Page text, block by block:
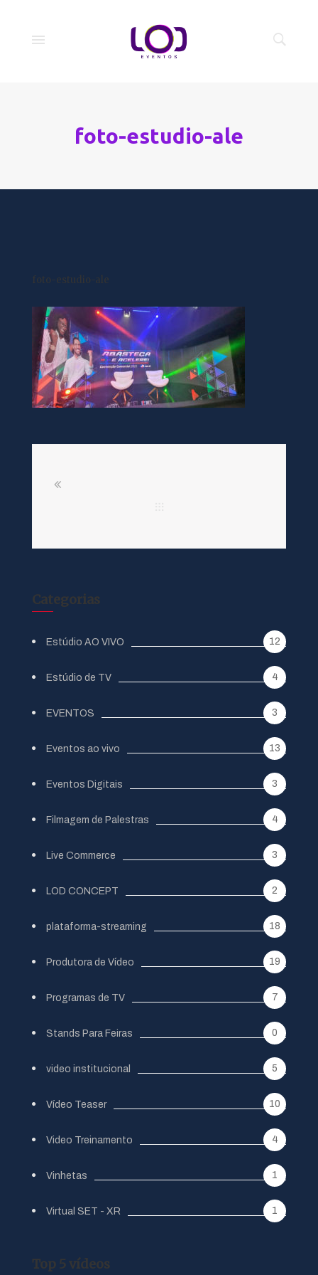
foto-estudio-ale
foto-estudio-ale
Categorias
Estúdio AO VIVO 12
Estúdio de TV 4
EVENTOS 3
Eventos ao vivo 13
Eventos Digitais 3
Filmagem de Palestras 4
Live Commerce 3
LOD CONCEPT 2
plataforma-streaming 18
Produtora de Vídeo 19
Programas de TV 7
Stands Para Feiras 0
video institucional 5
Vídeo Teaser 10
Video Treinamento 4
Vinhetas 1
Virtual SET - XR 1
Top 5 vídeos